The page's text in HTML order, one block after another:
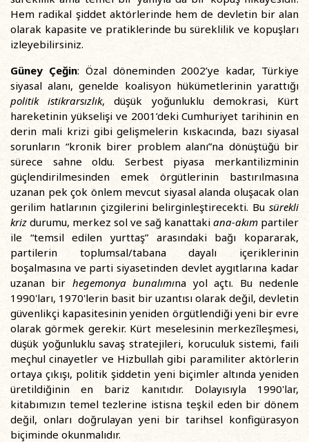
Hem radikal şiddet aktörlerinde hem de devletin bir alan
olarak kapasite ve pratiklerinde bu süreklilik ve kopuşları
izleyebilirsiniz.
Güney Çeğin: Özal döneminden 2002’ye kadar, Türkiye
siyasal alanı, genelde koalisyon hükümetlerinin yarattığı
politik istikrarsızlık, düşük yoğunluklu demokrasi, Kürt
hareketinin yükselişi ve 2001’deki Cumhuriyet tarihinin en
derin mali krizi gibi gelişmelerin kıskacında, bazı siyasal
sorunların “kronik birer problem alanı”na dönüştüğü bir
sürece sahne oldu. Serbest piyasa merkantilizminin
güçlendirilmesinden emek örgütlerinin bastırılmasına
uzanan pek çok önlem mevcut siyasal alanda oluşacak olan
gerilim hatlarının çizgilerini belirginleştirecekti. Bu sürekli
kriz durumu, merkez sol ve sağ kanattaki ana-akım partiler
ile “temsil edilen yurttaş” arasındaki bağı kopararak,
partilerin toplumsal/tabana dayalı içeriklerinin
boşalmasına ve parti siyasetinden devlet aygıtlarına kadar
uzanan bir hegemonya bunalımına yol açtı. Bu nedenle
1990'ları, 1970'lerin basit bir uzantısı olarak değil, devletin
güvenlikçi kapasitesinin yeniden örgütlendiği yeni bir evre
olarak görmek gerekir. Kürt meselesinin merkezîleşmesi,
düşük yoğunluklu savaş stratejileri, koruculuk sistemi, faili
meçhul cinayetler ve Hizbullah gibi paramiliter aktörlerin
ortaya çıkışı, politik şiddetin yeni biçimler altında yeniden
üretildiğinin en bariz kanıtıdır. Dolayısıyla 1990'lar,
kitabımızın temel tezlerine istisna teşkil eden bir dönem
değil, onları doğrulayan yeni bir tarihsel konfigürasyon
biçiminde okunmalıdır.